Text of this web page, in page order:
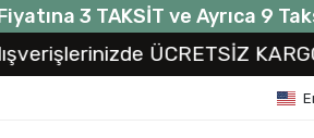
3 TAKSİT ve Ayrıca 9
ÜCRETSİZ KARGO!